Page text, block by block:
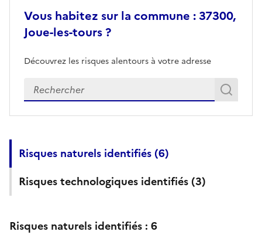
Vous habitez sur la commune : 37300,
Joue-les-tours ?
Découvrez les risques alentours à votre adresse
Veuillez renseigner votre adresse exacte
Risques naturels identifiés (6)
Risques technologiques identifiés (3)
Risques naturels identifiés : 6